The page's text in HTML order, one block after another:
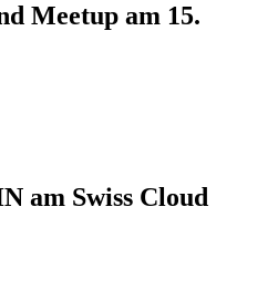
Meetup am 15.
am Swiss Cloud